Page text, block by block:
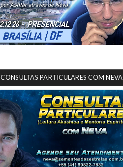
CONSULTAS PARTICULARES COM NEVA